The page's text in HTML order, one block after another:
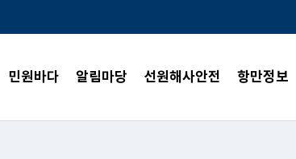
민원바다 알림마당 선원해사안전 항만정보